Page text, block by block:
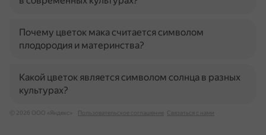
Почему цветок мака считается символом
плодородия и материнства?
Какой цветок является символом солнца в разных
культурах?
© 2026 ООО «Яндекс» Пользовательское соглашение Связаться с нами